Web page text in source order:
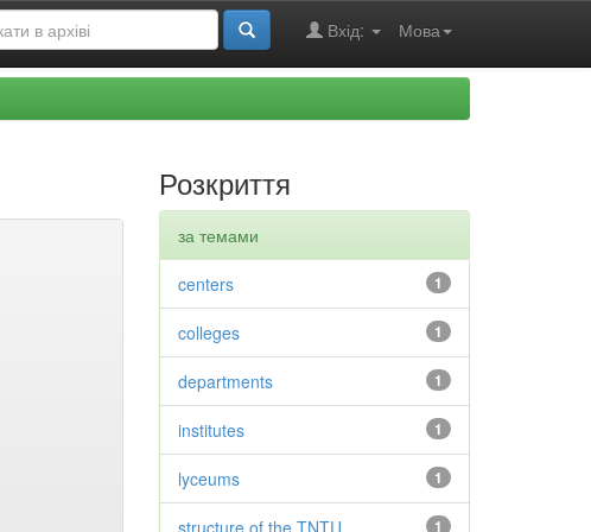
Мова
Вхід:
Розкриття
за темами
1
centers
1
colleges
1
departments
1
institutes
1
lyceums
1
structure of the TNTU